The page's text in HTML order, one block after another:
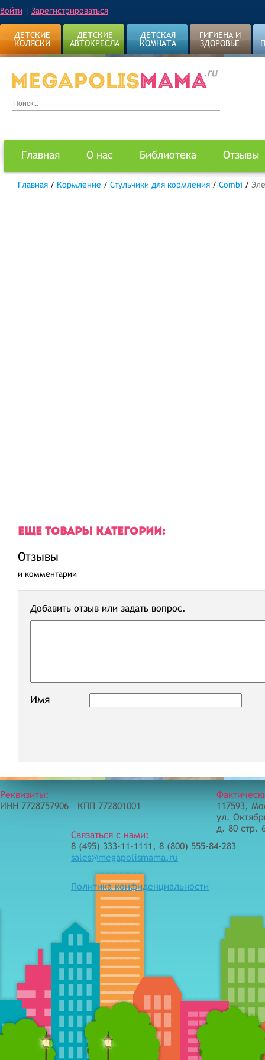
Войти | Зарегистрироваться
ДЕТСКИЕ
КОЛЯСКИ
ДЕТСКИЕ
АВТОКРЕСЛА
ДЕТСКАЯ
КОМНАТА
ГИГИЕНА И
ЗДОРОВЬЕ
Главная О нас Библиотека Отзывы
Главная / Кормление / Стульчики для кормления / Combi /
ЕЩЕ ТОВАРЫ КАТЕГОРИИ:
Отзывы
и комментарии
Добавить отзыв или задать вопрос.
Имя
Реквизиты:
ИНН 7728757906 КПП 772801001
Связаться с нами:
8 (495) 333-11-1111, 8 (800) 555-84-283
sales@megapolismama.ru
Политика конфиденциальности
117593,
ул.
д. 80 стр.